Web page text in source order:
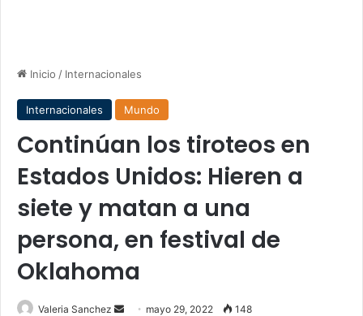
Inicio / Internacionales
Internacionales Mundo
Continúan los tiroteos en
Estados Unidos: Hieren a
siete y matan a una
persona, en festival de
Oklahoma
Valeria Sanchez
Send mayo 29, 2022 148